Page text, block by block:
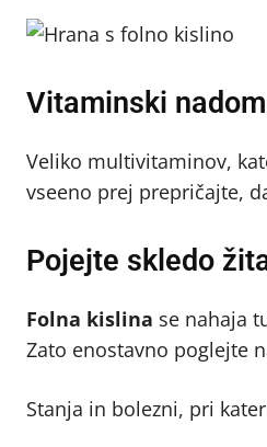
Vitaminski
Veliko multivitaminov,
vseeno prej prepričajte,
Pojejte skledo
Folna kislina se nahaja
Zato enostavno poglejte
Stanja in bolezni, pri